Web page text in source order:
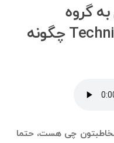
گروه
Technical Question Answer چگونه
مخاطبتون چی هست، حتما